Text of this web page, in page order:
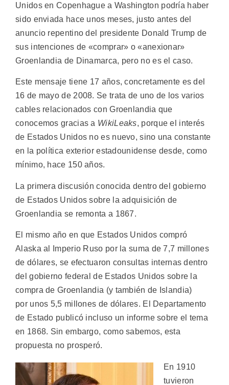
Unidos en Copenhague a Washington podría haber
sido enviada hace unos meses, justo antes del
anuncio repentino del presidente Donald Trump de
sus intenciones de «comprar» o «anexionar»
Groenlandia de Dinamarca, pero no es el caso.
Este mensaje tiene 17 años, concretamente es del
16 de mayo de 2008. Se trata de uno de los varios
cables relacionados con Groenlandia que
conocemos gracias a WikiLeaks, porque el interés
de Estados Unidos no es nuevo, sino una constante
en la política exterior estadounidense desde, como
mínimo, hace 150 años.
La primera discusión conocida dentro del gobierno
de Estados Unidos sobre la adquisición de
Groenlandia se remonta a 1867.
El mismo año en que Estados Unidos compró
Alaska al Imperio Ruso por la suma de 7,7 millones
de dólares, se efectuaron consultas internas dentro
del gobierno federal de Estados Unidos sobre la
compra de Groenlandia (y también de Islandia)
por unos 5,5 millones de dólares. El Departamento
de Estado publicó incluso un informe sobre el tema
en 1868. Sin embargo, como sabemos, esta
propuesta no prosperó.
En 1910
tuvieron